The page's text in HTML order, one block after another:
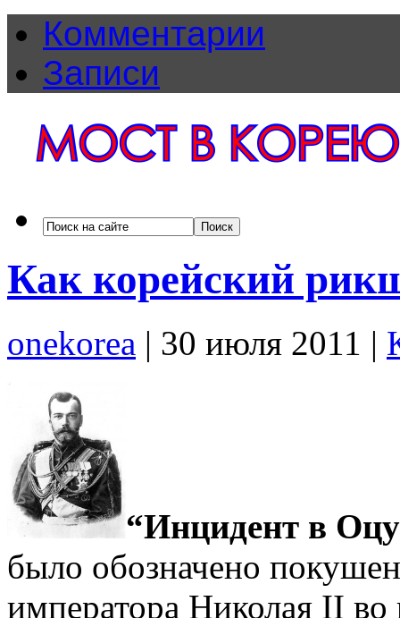
Комментарии
Записи
Как корейский
onekorea | 30 июля 2011 |
“Инцидент в
было обозначено
императора Николая II во